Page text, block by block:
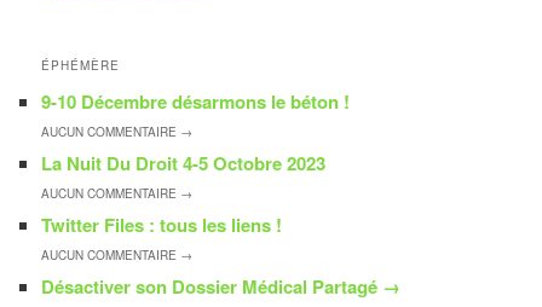
ÉPHÉMÈRE
9-10 Décembre désarmons le béton !
AUCUNCOMMENTAIRE →
La Nuit Du Droit 4-5 Octobre 2023
AUCUNCOMMENTAIRE →
Twitter Files : tous les liens !
AUCUNCOMMENTAIRE →
Désactiver son Dossier Médical Partagé →